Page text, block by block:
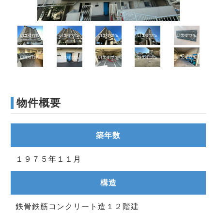
物件概要
築年数
１９７５年１１月
構造
鉄骨鉄筋コンクリート造１２階建